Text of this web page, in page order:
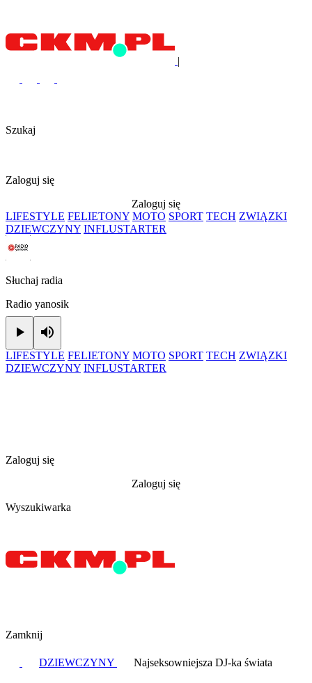
|
Szukaj
Zaloguj się
Zaloguj się
LIFESTYLE FELIETONY MOTO SPORT TECH ZWIĄZKI
DZIEWCZYNY INFLUSTARTER
Słuchaj radia
Radio yanosik
Play
LIFESTYLE FELIETONY MOTO SPORT TECH ZWIĄZKI
DZIEWCZYNY INFLUSTARTER
Zaloguj się
Zaloguj się
Wyszukiwarka
Zamknij
DZIEWCZYNY Najseksowniejsza DJ-ka świata